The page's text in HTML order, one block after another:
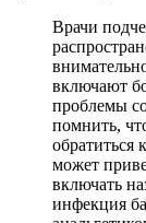
Врачи
включают
проблемы
помнить,
обратиться
может
включать
инфекция